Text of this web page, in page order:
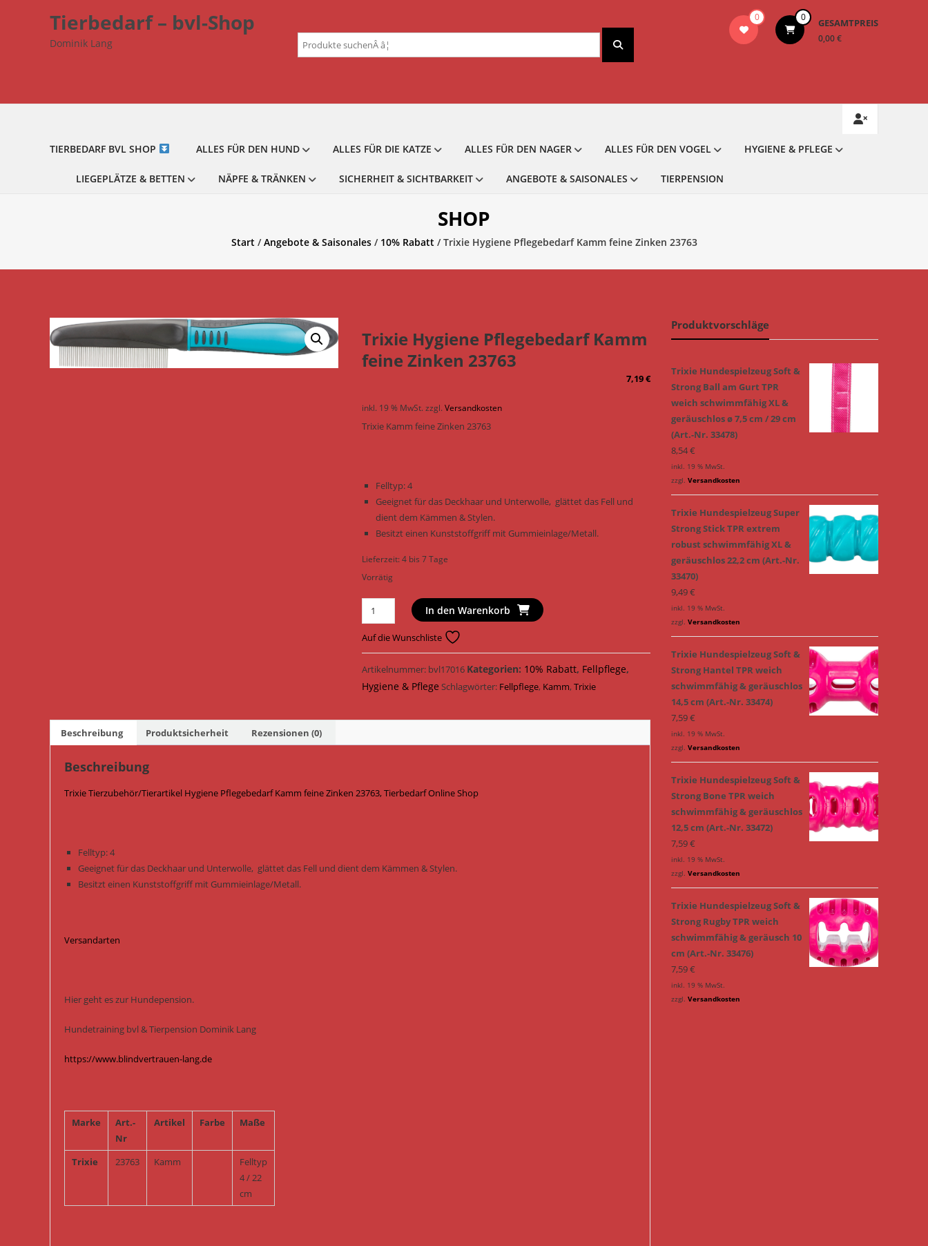
Tierbedarf – bvl-Shop
Dominik Lang
0 0 GESAMTPREIS
0,00 €
Suchen
nach:
TIERBEDARF BVL SHOP ALLES FÜR DEN HUND ALLES FÜR DIE KATZE ALLES FÜR DEN NAGER ALLES FÜR DEN VOGEL HYGIENE & PFLEGE
LIEGEPLÄTZE & BETTEN NÄPFE & TRÄNKEN SICHERHEIT & SICHTBARKEIT ANGEBOTE & SAISONALES TIERPENSION
SHOP
Start/Angebote & Saisonales/ 10% Rabatt/ Trixie Hygiene Pflegebedarf Kamm feine Zinken 23763
Trixie Hygiene Pflegebedarf Kamm
feine Zinken 23763
7,19€
inkl. 19 % MwSt. zzgl.Versandkosten
Trixie Kamm feine Zinken 23763
Felltyp: 4
Geeignet für das Deckhaar und Unterwolle, glättet das Fell und
dient dem Kämmen & Stylen.
Besitzt einen Kunststoffgriff mit Gummieinlage/Metall.
Lieferzeit:4 bis 7 Tage
Vorrätig
Trixie
Hygiene
Pflegebedarf
Kamm
feine
Zinken
In den Warenkorb
Auf die Wunschliste
Artikelnummer: bvl17016 Kategorien: 10% Rabatt, Fellpflege,
Hygiene & Pflege Schlagwörter: Fellpflege, Kamm,Trixie
Beschreibung Produktsicherheit Rezensionen (0)
Beschreibung
Trixie Tierzubehör/Tierartikel Hygiene Pflegebedarf Kamm feine Zinken 23763, Tierbedarf Online Shop
Felltyp: 4
Geeignet für das Deckhaar und Unterwolle, glättet das Fell und dient dem Kämmen & Stylen.
Besitzt einen Kunststoffgriff mit Gummieinlage/Metall.
Versandarten
Hier geht es zur Hundepension.
Hundetraining bvl & Tierpension Dominik Lang
https://www.blindvertrauen-lang.de
Marke
Art.-
Nr
Artikel Farbe Maße
Trixie 23763 Kamm
Felltyp
4 / 22
cm
Produktvorschläge
Trixie Hundespielzeug Soft &
Strong Ball am Gurt TPR
weich schwimmfähig XL &
geräuschlos ø 7,5 cm / 29 cm
(Art.-Nr. 33478)
8,54€
inkl. 19 % MwSt.
zzgl. Versandkosten
Trixie Hundespielzeug Super
Strong Stick TPR extrem
robust schwimmfähig XL &
geräuschlos 22,2 cm (Art.-Nr.
33470)
9,49€
inkl. 19 % MwSt.
zzgl. Versandkosten
Trixie Hundespielzeug Soft &
Strong Hantel TPR weich
schwimmfähig & geräuschlos
14,5 cm (Art.-Nr. 33474)
7,59€
inkl. 19 % MwSt.
zzgl. Versandkosten
Trixie Hundespielzeug Soft &
Strong Bone TPR weich
schwimmfähig & geräuschlos
12,5 cm (Art.-Nr. 33472)
7,59€
inkl. 19 % MwSt.
zzgl. Versandkosten
Trixie Hundespielzeug Soft &
Strong Rugby TPR weich
schwimmfähig & geräusch 10
cm (Art.-Nr. 33476)
7,59€
inkl. 19 % MwSt.
zzgl. Versandkosten